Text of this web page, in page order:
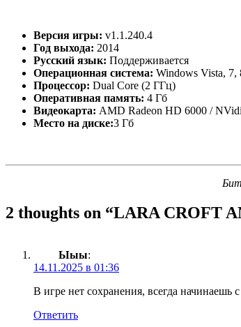
Версия игры: v1.1.240.4
Год выхода: 2014
Русский язык: Поддерживается
Операционная система: Windows Vista, 7,
Процессор: Dual Core (2 ГГц)
Оперативная память: 4 Гб
Видеокарта: AMD Radeon HD 6000 /
Место на диске:3 Гб
2 thoughts on “LARA CROFT
Ыыы:
14.11.2025 в 01:36
В игре нет сохранения, всегда начинаешь с
Ответить